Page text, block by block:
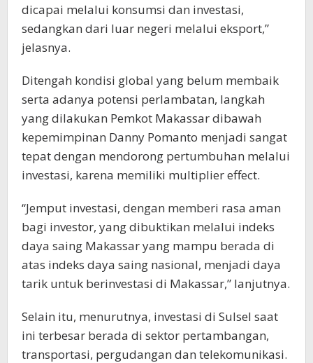
dicapai melalui konsumsi dan investasi,
sedangkan dari luar negeri melalui eksport,”
jelasnya.
Ditengah kondisi global yang belum membaik
serta adanya potensi perlambatan, langkah
yang dilakukan Pemkot Makassar dibawah
kepemimpinan Danny Pomanto menjadi sangat
tepat dengan mendorong pertumbuhan melalui
investasi, karena memiliki multiplier effect.
“Jemput investasi, dengan memberi rasa aman
bagi investor, yang dibuktikan melalui indeks
daya saing Makassar yang mampu berada di
atas indeks daya saing nasional, menjadi daya
tarik untuk berinvestasi di Makassar,” lanjutnya.
Selain itu, menurutnya, investasi di Sulsel saat
ini terbesar berada di sektor pertambangan,
transportasi, pergudangan dan telekomunikasi.